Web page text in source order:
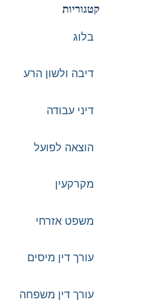
קטגוריות
בלוג
דיבה ולשון הרע
דיני עבודה
הוצאה לפועל
מקרקעין
משפט אזרחי
עורך דין מיסים
עורך דין משפחה